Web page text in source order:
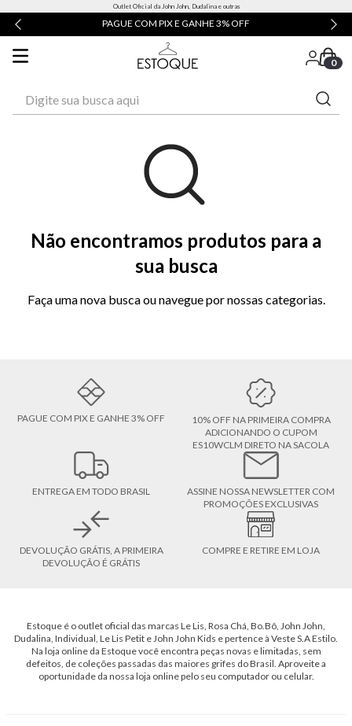
Outlet Oficial da John John, Dudalina e outras
PAGUE COM PIX E GANHE 3% OFF
0
Não encontramos produtos para a
sua busca
Faça uma nova busca ou navegue por nossas categorias.
PAGUE COM PIX E GANHE 3% OFF
10% OFF NA PRIMEIRA COMPRA
ADICIONANDO O CUPOM
ES10WCLM DIRETO NA SACOLA
ENTREGA EM TODO BRASIL
ASSINE NOSSA NEWSLETTER COM
PROMOÇÕES EXCLUSIVAS
DEVOLUÇÃO GRÁTIS, A PRIMEIRA
DEVOLUÇÃO É GRÁTIS
COMPRE E RETIRE EM LOJA
Estoque é o outlet oficial das marcas Le Lis, Rosa Chá, Bo.Bô, John John,
Dudalina, Individual, Le Lis Petit e John John Kids e pertence à Veste S.A Estilo.
Na loja online da Estoque você encontra peças novas e limitadas, sem
defeitos, de coleções passadas das maiores grifes do Brasil. Aproveite a
oportunidade da nossa loja online pelo seu computador ou celular.